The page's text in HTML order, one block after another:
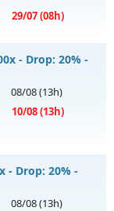
29/07(08h)
ngày
- Drop: 20% -
08/08(13h)
10/08(13h)
Nạp Giá Trị
- Drop: 20% -
08/08(13h)